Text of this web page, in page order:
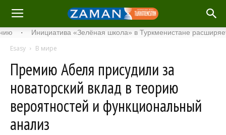
Инициатива «Зелёная школа» в Туркменистане расширяет свой
Esasy В мире
Премию Абеля присудили за
новаторский вклад в теорию
вероятностей и функциональный
анализ